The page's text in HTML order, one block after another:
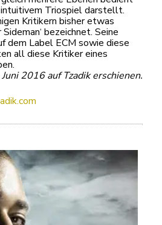
Triospiel darstellt.
Kritikern bisher etwas
bezeichnet. Seine
dem Label ECM sowie diese
all diese Kritiker eines
2016 auf Tzadik erschienen.